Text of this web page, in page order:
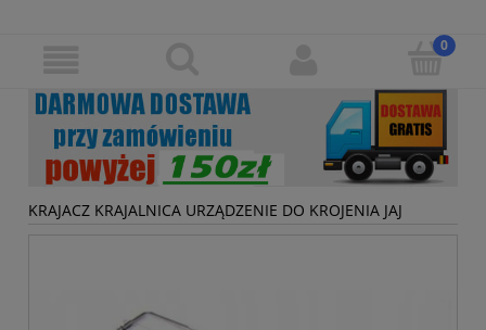
KRAJACZ KRAJALNICA URZĄDZENIE DO KROJENIA JAJ